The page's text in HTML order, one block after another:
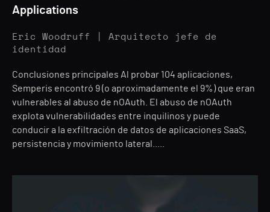
Applications
Eric Woodruff | Arquitecto jefe de
identidad
Conclusiones principales Al probar 104 aplicaciones,
Semperis encontró 9 (o aproximadamente el 9%) que eran
vulnerables al abuso de nOAuth. El abuso de nOAuth
explota vulnerabilidades entre inquilinos y puede
conducir a la exfiltración de datos de aplicaciones SaaS,
persistencia y movimiento lateral.....